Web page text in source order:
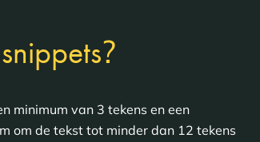
?
minimum van 3 tekens en een
om de tekst tot minder dan 12 tekens